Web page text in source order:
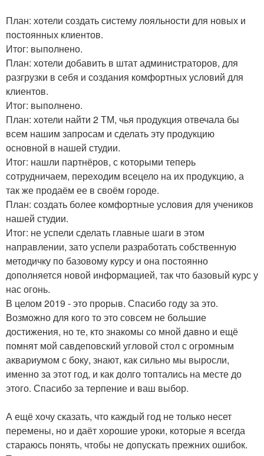
План: хотели создать систему лояльности для новых и
постоянных клиентов.
Итог: выполнено.
План: хотели добавить в штат администраторов, для
разгрузки в себя и создания комфортных условий для
клиентов.
Итог: выполнено.
План: хотели найти 2 ТМ, чья продукция отвечала бы
всем нашим запросам и сделать эту продукцию
основной в нашей студии.
Итог: нашли партнёров, с которыми теперь
сотрудничаем, переходим всецело на их продукцию, а
так же продаём ее в своём городе.
План: создать более комфортные условия для учеников
нашей студии.
Итог: не успели сделать главные шаги в этом
направлении, зато успели разработать собственную
методичку по базовому курсу и она постоянно
дополняется новой информацией, так что базовый курс у
нас огонь.
В целом 2019 - это прорыв. Спасибо году за это.
Возможно для кого то это совсем не большие
достижения, но те, кто знакомы со мной давно и ещё
помнят мой савдеповский угловой стол с огромным
аквариумом с боку, знают, как сильно мы выросли,
именно за этот год, и как долго топтались на месте до
этого. Спасибо за терпение и ваш выбор.
А ещё хочу сказать, что каждый год не только несет
перемены, но и даёт хорошие уроки, которые я всегда
стараюсь понять, чтобы не допускать прежних ошибок.